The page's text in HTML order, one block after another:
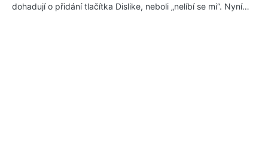
dohadují o přidání tlačítka Dislike, neboli „nelíbí se mi“. Nyní…